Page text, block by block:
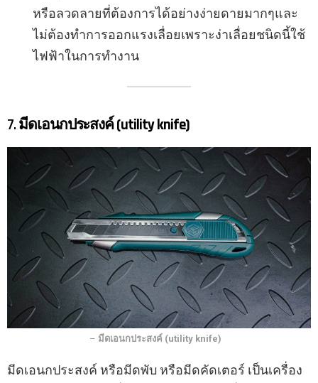
หรือลวดลายที่ต้องการได้อย่างง่ายดายมากๆและ
ไม่ต้องทำการออกแรงเลื่อยเพราะง่าเลื่อยชนิดนี้ใช้
ไฟฟ้าในการทำงาน
7.มีดเอนกประสงค์ (utility knife)
– มีดเอนกประสงค์ (utility knife)
มีดเอนกประสงค์ หรือมีดพับ หรือมีดคัดเตอร์ เป็นเครื่อง